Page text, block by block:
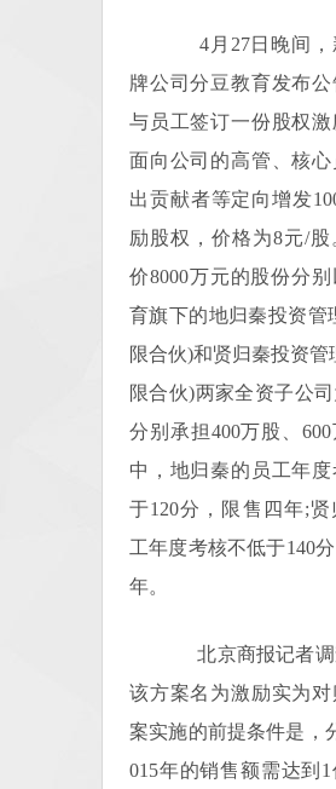
4月27日晚间，
牌公司分豆教育发布
与员工签订一份股权激
面向公司的高管、核
出贡献者等定向增发
励股权，价格为8元/股
价8000万元的股份分
育旗下的地归秦投资管
限合伙)和贤归秦投资管
限合伙)两家全资子公司
分别承担400万股、
中，地归秦的员工年
于120分，限售四年;贤
工年度考核不低于140
年。
北京商报记者调
该方案名为激励实为
案实施的前提条件是，
015年的销售额需达到1